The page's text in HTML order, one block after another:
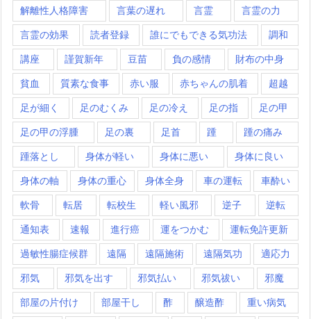
解離性人格障害 言葉の遅れ 言霊 言霊の力
言霊の効果 読者登録 誰にでもできる気功法 調和
講座 謹賀新年 豆苗 負の感情 財布の中身
貧血 質素な食事 赤い服 赤ちゃんの肌着 超越
足が細く 足のむくみ 足の冷え 足の指 足の甲
足の甲の浮腫 足の裏 足首 踵 踵の痛み
踵落とし 身体が軽い 身体に悪い 身体に良い
身体の軸 身体の重心 身体全身 車の運転 車酔い
軟骨 転居 転校生 軽い風邪 逆子 逆転
通知表 速報 進行癌 運をつかむ 運転免許更新
過敏性腸症候群 遠隔 遠隔施術 遠隔気功 適応力
邪気 邪気を出す 邪気払い 邪気祓い 邪魔
部屋の片付け 部屋干し 酢 醸造酢 重い病気